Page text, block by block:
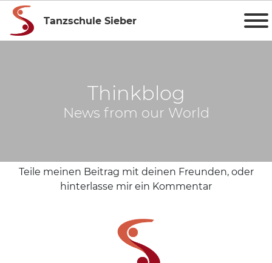
Tanzschule Sieber
Thinkblog
News from our World
Teile meinen Beitrag mit deinen Freunden, oder
hinterlasse mir ein Kommentar